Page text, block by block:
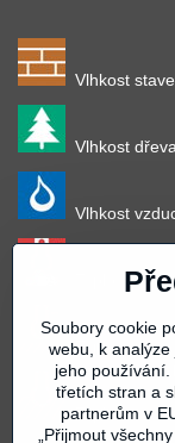
Vlhkost
Vlhkost dřeva
Vlhkost
Teplota
Teplota
Teplota
Soubory cookie
webu, k
jeho
třetích stran a
partnerům v
„Přijmout